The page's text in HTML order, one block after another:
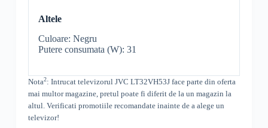
Altele
Culoare: Negru
Putere consumata (W): 31
Nota2: Intrucat televizorul JVC LT32VH53Jface parte din oferta
mai multor magazine, pretul poate fi diferit de la un magazin la
altul. Verificati promotiile recomandate inainte de a alege un
televizor!